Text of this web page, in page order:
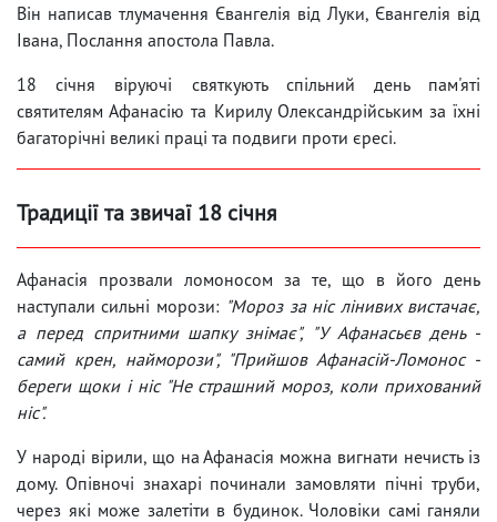
Він написав тлумачення Євангелія від Луки, Євангелія від
Івана, Послання апостола Павла.
18 січня віруючі святкують спільний день пам'яті
святителям Афанасію та Кирилу Олександрійським за їхні
багаторічні великі праці та подвиги проти єресі.
Традиції та звичаї 18 січня
Афанасія прозвали ломоносом за те, що в його день
наступали сильні морози: "Мороз за ніс лінивих вистачає,
а перед спритними шапку знімає", "У Афанасьєв день -
самий крен, найморози", "Прийшов Афанасій-Ломонос -
береги щоки і ніс "Не страшний мороз, коли прихований
ніс".
У народі вірили, що на Афанасія можна вигнати нечисть із
дому. Опівночі знахарі починали замовляти пічні труби,
через які може залетіти в будинок. Чоловіки самі ганяли